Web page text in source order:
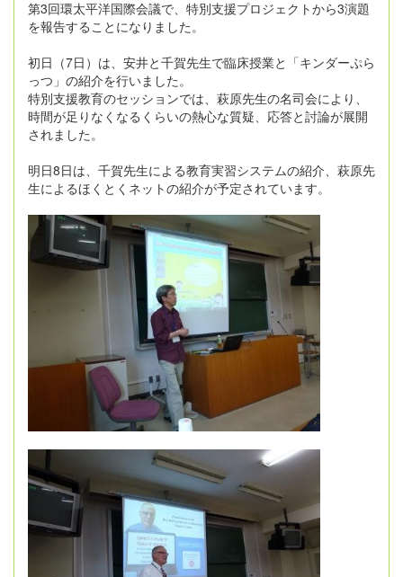
第3回環太平洋国際会議で、特別支援プロジェクトから3演題
を報告することになりました。
初日（7日）は、安井と千賀先生で臨床授業と「キンダーぷら
っつ」の紹介を行いました。
特別支援教育のセッションでは、萩原先生の名司会により、
時間が足りなくなるくらいの熱心な質疑、応答と討論が展開
されました。
明日8日は、千賀先生による教育実習システムの紹介、萩原先
生によるほくとくネットの紹介が予定されています。